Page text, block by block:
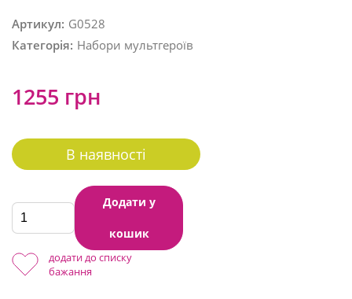
Артикул: G0528
Категорія: Набори мультгероїв
1255 грн
В наявності
Додати у
кошик
додати до списку
бажання